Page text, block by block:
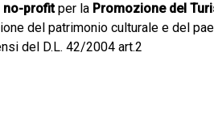
no-profitper la Promozione del
del patrimonio culturale e del
del D.L. 42/2004 art.2